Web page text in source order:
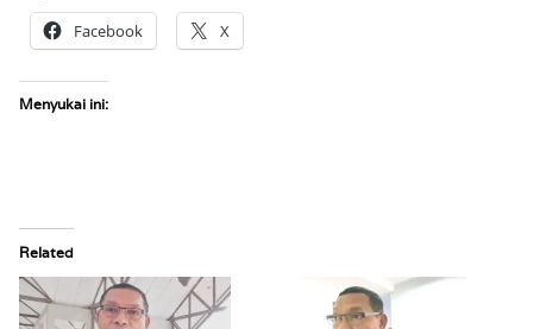
Facebook X
Menyukai ini:
Related